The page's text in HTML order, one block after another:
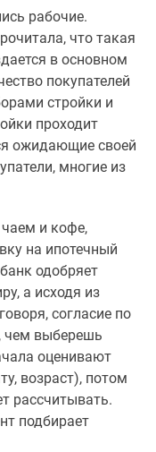
рабочие.
что такая
в основном
покупателей
стройки и
проходит
ожидающие своей
многие из
и кофе,
на ипотечный
одобряет
а исходя из
согласие по
чем выберешь
оценивают
возраст), потом
рассчитывать.
подбирает